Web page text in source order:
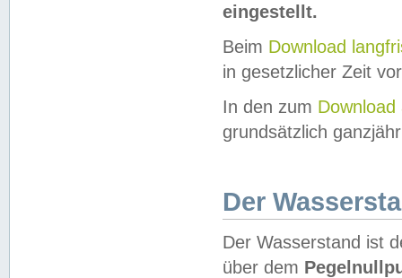
eingestellt.
Beim Download
in gesetzlicher Zeit
In den zum Download
grundsätzlich
Der
Der Wasserstand ist
über dem